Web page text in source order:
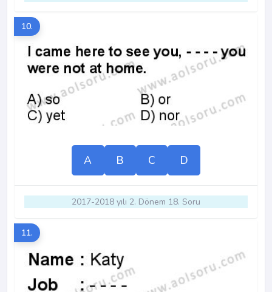
10.
A B C D
2017-2018 yılı 2. Dönem 18. Soru
11.